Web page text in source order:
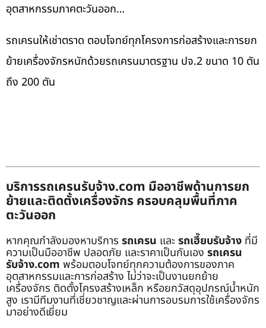
อุตสาหกรรมภาคตะวันออก…
รถเครนให้เช่าตราด ตอบโจทย์ทุกโครงการก่อสร้างและการยก
ย้ายเครื่องจักรหนักด้วยรถเครนมาตรฐาน ปจ.2 ขนาด 10 ตัน
ถึง 200 ตัน
บริการรถเครนรับจ้าง.com มืออาชีพด้านการยก
ย้ายและติดตั้งเครื่องจักร ครอบคลุมพื้นที่ภาค
ตะวันออก
หากคุณกำลังมองหาบริการ รถเครน และรถเฮี๊ยบรับจ้าง ที่มี
ความเป็นมืออาชีพ ปลอดภัย และราคาเป็นกันเอง รถเครน
รับจ้าง.com พร้อมตอบโจทย์ทุกความต้องการของภาค
อุตสาหกรรมและการก่อสร้าง ไม่ว่าจะเป็นงานยกย้าย
เครื่องจักร ติดตั้งโครงสร้างเหล็ก หรือยกวัสดุอุปกรณ์น้ำหนัก
สูง เรามีทีมงานที่เชี่ยวชาญและผ่านการอบรมการใช้เครื่องจักร
มาอย่างดีเยี่ยม